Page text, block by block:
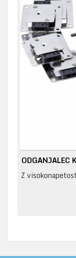
ODGANJALEC
Z